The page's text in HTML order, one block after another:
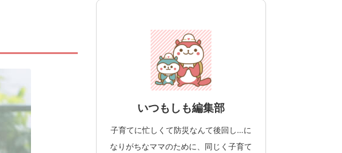
いつもしも編集部
子育てに忙しくて防災なんて後回し…に
なりがちなママのために、同じく子育て